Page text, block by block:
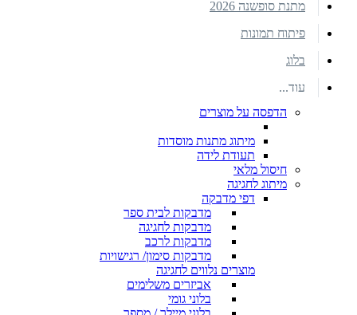
מתנת סופשנה 2026
פיתוח תמונות
בלוג
עוד...
הדפסה על מוצרים
מיתוג מתנות מוסדות
תעודת לידה
חיסול מלאי
מיתוג לחגיגה
דפי מדבקה
מדבקות לבית ספר
מדבקות לחגיגה
מדבקות לרכב
מדבקות סימון/ רגישויות
מוצרים נלווים לחגיגה
אביזרים משלימים
בלוני גומי